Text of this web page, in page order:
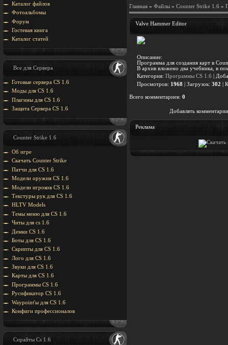
Каталог файлов
Фотоальбомы
Форум
Гостевая книга
Каталог статей
Все для Сервера
Готовые сервера CS 1.6
Моды для CS 1.6
Плагины для CS 1.6
Защита Cервера CS 1.6
Counter Strike 1.6
Об игре
Скачать Counter Strike
Патчи для CS 1.6
Модели оружия CS 1.6
Модели игроков CS 1.6
Текстуры рук для CS 1.6
HLTV Models
Темы меню для CS 1.6
Читы для cs 1.6
Демки CS 1.6
Боты для CS 1.6
Скрипты для CS 1.6
Лого для CS 1.6
Звуки для CS 1.6
Карты для CS 1.6
Программы CS 1.6
Русификатор CS 1.6
Waypoint'ы для CS 1.6
Конфиги профессионалов
Спрайты Cs 1.6
Главная » Файлы » Counter Strike 1.6 »
Valve Hammer Editor
Описание:
Программа для создания карт в
В архив вложено два учебника, в
Категория: Программы CS 1.6
Просмотров: 1968 Загрузок: 302
Всего комментариев: 0
Добавлять
Реклама